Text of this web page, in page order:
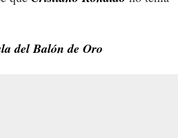
del Balón de Oro